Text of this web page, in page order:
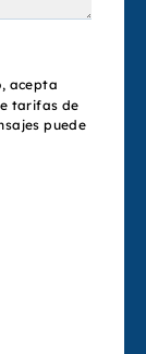
acepta
tarifas de
puede